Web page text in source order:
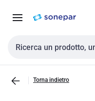
navigazione alla
Cerca input
Torna indietro